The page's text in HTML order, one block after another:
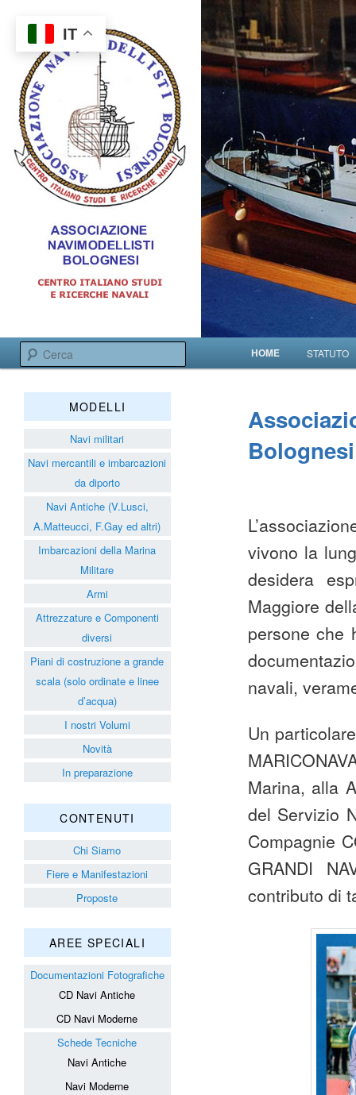
Associazione
Centro italiano studi e ricerche navali
Menu principale
VAI AL
VAI AL
HOME STATUTO
Bolognesi
vivono la
desidera
Maggiore
persone che
navali,
Un
Marina, alla
del Servizio
Compagnie
GRANDI
contributo di
MODELLI
Navi militari
Navi mercantili e imbarcazioni
da diporto
Navi Antiche (V.Lusci,
A.Matteucci, F.Gay ed altri)
Imbarcazioni della Marina
Militare
Armi
Attrezzature e Componenti
diversi
Piani di costruzione a grande
scala (solo ordinate e linee
d’acqua)
I nostri Volumi
Novità
In preparazione
CONTENUTI
Chi Siamo
Fiere e Manifestazioni
Proposte
AREE SPECIALI
Documentazioni Fotografiche
CD Navi Antiche
CD Navi Moderne
Schede Tecniche
Navi Antiche
Navi Moderne
IT